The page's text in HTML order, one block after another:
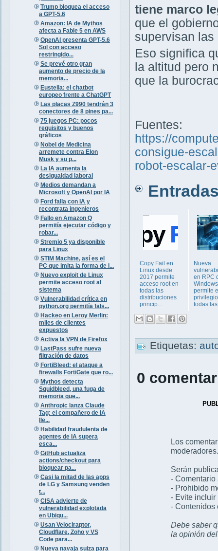
Trump bloquea el acceso
a GPT-5.6
Amazon: IA de Mythos
afecta a Fable 5 en AWS
OpenAI presenta GPT-5.6
Sol con acceso
restringido...
Se prevé otro gran
aumento de precio de la
memoria...
Eustella: el chatbot
europeo frente a ChatGPT
Las placas Z990 tendrán 3
conectores de 8 pines pa...
75 juegos PC: pocos
requisitos y buenos
gráficos
Nobel de Medicina
arremete contra Elon
Musk y su p...
La IA aumenta la
desigualdad laboral
Medios demandan a
Microsoft y OpenAI por IA
Ford falla con IA y
recontrata ingenieros
Fallo en Amazon Q
permitía ejecutar código y
robar...
Stremio 5 ya disponible
para Linux
STIM Machine, así es el
PC que imita la forma de l...
Nuevo exploit de Linux
permite acceso root al
sistema
Vulnerabilidad crítica en
python.org permitía fals...
Hackeo en Leroy Merlin:
miles de clientes
expuestos
Activa la VPN de Firefox
LastPass sufre nueva
filtración de datos
FortiBleed: el ataque a
firewalls FortiGate que ro...
Mythos detecta
Squidbleed, una fuga de
memoria que...
Anthropic lanza Claude
Tag: el compañero de IA
lle...
Habilidad fraudulenta de
agentes de IA supera
esca...
GitHub actualiza
actions/checkout para
bloquear pa...
Casi la mitad de las apps
de LG y Samsung venden
t...
CISA advierte de
vulnerabilidad explotada
en Ubiqu...
Usan Velociraptor,
Cloudflare, Zoho y VS
Code para...
Nueva navaja suiza para
tiene marco
que el
supervisan
Eso significa
la altitud pero
que la
Fuentes:
https://
consigue-
robot-escalar-
Entradas
Copy Fail en
Linux desde
2017 permite
acceso root en
todas las
distribuciones
princip...
Nueva
en RPC
Windows
permite
todas
Etiquetas:
0
Los
moderadores.
Serán
- Comentario
- Prohibido
- Evite incluir
- Contenidos
Debe saber
la opinión